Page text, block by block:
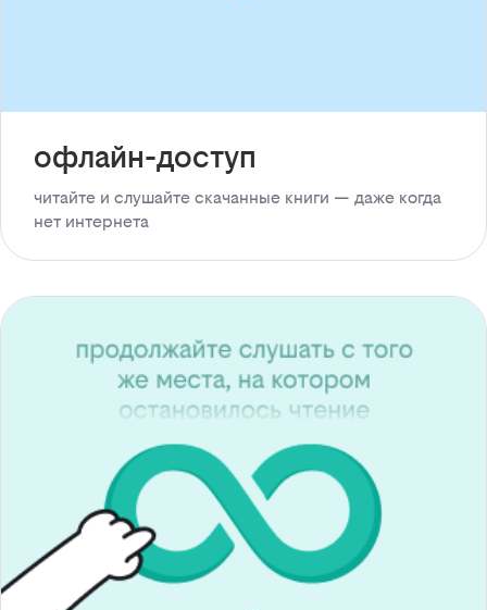
офлайн-доступ
читайте и слушайте скачанные книги — даже когда
нет интернета